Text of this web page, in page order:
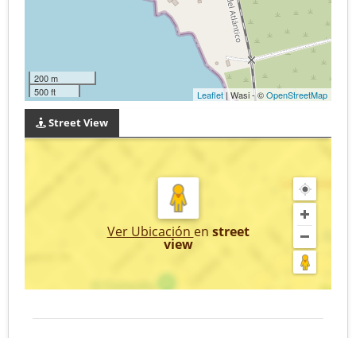
200 m
500 ft
Leaflet | Wasi - ©OpenStreetMap
Street View
Ver Ubicación en street
view